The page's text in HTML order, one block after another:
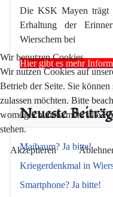
Die KSK Mayen trägt
Erhaltung der
Wierschem bei
Hier gibt es mehr
Neueste
Maibaum? Ja bitte!
Kriegerdenkmal in
Smartphone? Ja bitte!
Wir benutzen Cookies
Wir nutzen Cookies auf
Betrieb der Seite. Sie
zulassen möchten. Bitte
womöglich nicht mehr alle
stehen.
Akzeptieren